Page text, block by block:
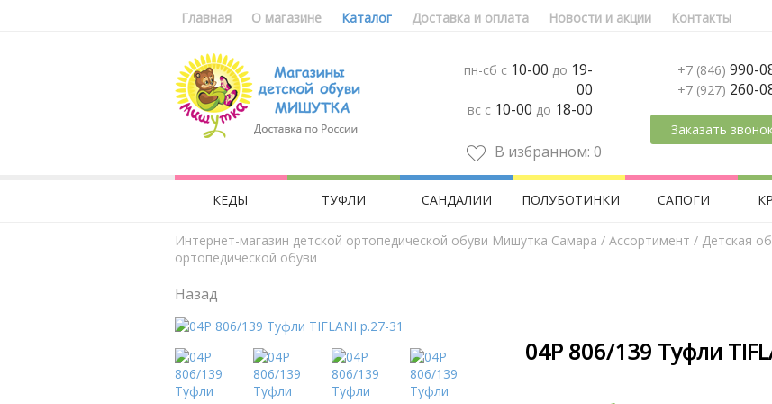
Главная О магазине Каталог Доставка и оплата Новости и акции Контакты
пн-сб с 10-00 до 19-
00
вс с 10-00 до 18-00
В избранном: 0
+7 (846) 990-
+7 (927) 260-
Заказать
КЕДЫ ТУФЛИ САНДАЛИИ ПОЛУБОТИНКИ САПОГИ
Интернет-магазин детской ортопедической обуви Мишутка Самара / Aссортимент / Детская
ортопедической обуви
Назад
04Р 806/139 Туфли